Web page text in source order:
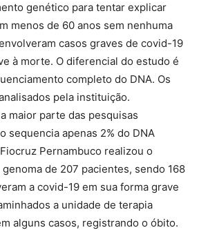
genético para tentar explicar
menos de 60 anos sem nenhuma
casos graves de covid-19
à morte. O diferencial do estudo é
completo do DNA. Os
pela instituição.
maior parte das pesquisas
sequencia apenas 2% do DNA
Pernambuco realizou o
de 207 pacientes, sendo 168
a covid-19 em sua forma grave
a unidade de terapia
alguns casos, registrando o óbito.